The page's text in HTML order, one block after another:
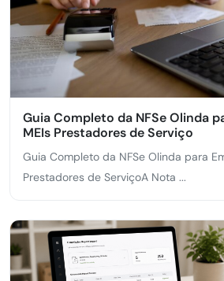
Guia Completo da NFSe Olinda
MEIs Prestadores de Serviço
Guia Completo da NFSe Olinda para
Prestadores de ServiçoA Nota ...